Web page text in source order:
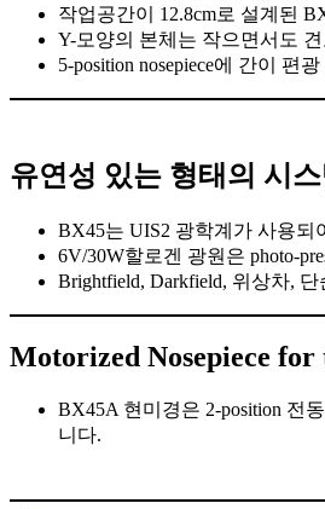
작업공간이 12.8cm로 설계된
Y-모양의 본체는 작으면서도
5-position nosepiece에 간이 편
유연성 있는 형태의 시
BX45는 UIS2 광학계가 사용되
6V/30W할로겐 광원은 photo-
Brightfield, Darkfield, 위상차,
Motorized Nosepiece
BX45A 현미경은 2-position 전
니다.